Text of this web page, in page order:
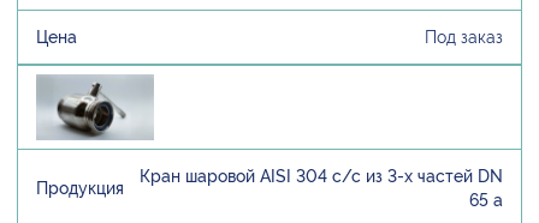
Под заказ
Кран шаровой AISI 304 с/с из 3-х частей DN
65 а